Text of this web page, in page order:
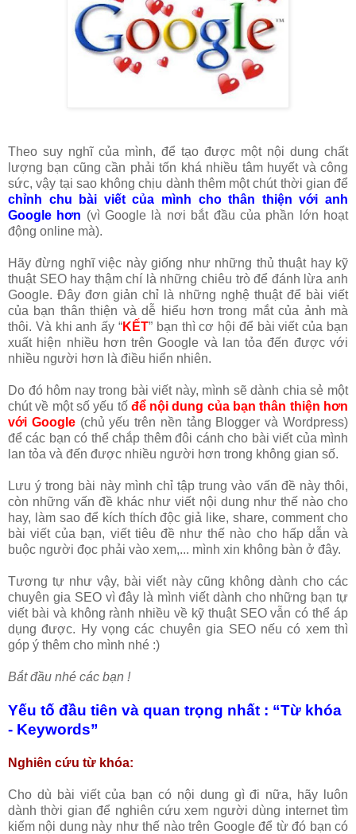
Theo suy nghĩ của mình, để tạo được một nội dung chất
lượng bạn cũng cần phải tốn khá nhiều tâm huyết và công
sức, vậy tại sao không chịu dành thêm một chút thời gian để
chỉnh chu bài viết của mình cho thân thiện với anh
Google hơn (vì Google là nơi bắt đầu của phần lớn hoạt
động online mà).
Hãy đừng nghĩ việc này giống như những thủ thuật hay kỹ
thuật SEO hay thậm chí là những chiêu trò để đánh lừa anh
Google. Đây đơn giản chỉ là những nghệ thuật để bài viết
của bạn thân thiện và dễ hiểu hơn trong mắt của ảnh mà
thôi. Và khi anh ấy “KẾT” bạn thì cơ hội để bài viết của bạn
xuất hiện nhiều hơn trên Google và lan tỏa đến được với
nhiều người hơn là điều hiển nhiên.
Do đó hôm nay trong bài viết này, mình sẽ dành chia sẻ một
chút về một số yếu tố để nội dung của bạn thân thiện hơn
với Google(chủ yếu trên nền tảng Blogger và Wordpress)
để các bạn có thể chắp thêm đôi cánh cho bài viết của mình
lan tỏa và đến được nhiều người hơn trong không gian số.
Lưu ý trong bài này mình chỉ tập trung vào vấn đề này thôi,
còn những vấn đề khác như viết nội dung như thế nào cho
hay, làm sao để kích thích độc giả like, share, comment cho
bài viết của bạn, viết tiêu đề như thế nào cho hấp dẫn và
buộc người đọc phải vào xem,... mình xin không bàn ở đây.
Tương tự như vậy, bài viết này cũng không dành cho các
chuyên gia SEO vì đây là mình viết dành cho những bạn tự
viết bài và không rành nhiều về kỹ thuật SEO vẫn có thể áp
dụng được. Hy vọng các chuyên gia SEO nếu có xem thì
góp ý thêm cho mình nhé :)
Bắt đầu nhé các bạn !
Yếu tố đầu tiên và quan trọng nhất : “Từ khóa
- Keywords”
Nghiên cứu từ khóa:
Cho dù bài viết của bạn có nội dung gì đi nữa, hãy luôn
dành thời gian để nghiên cứu xem người dùng internet tìm
kiếm nội dung này như thế nào trên Google để từ đó bạn có